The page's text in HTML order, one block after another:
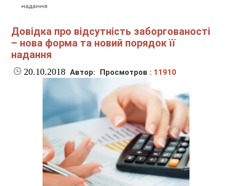
надання
Довідка про відсутність заборгованості
– нова форма та новий порядок її
надання
20.10.2018 Автор: Просмотров : 11910